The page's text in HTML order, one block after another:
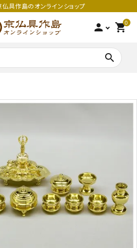
具作島のオンラインショップ
person 0
shopping_cart
search